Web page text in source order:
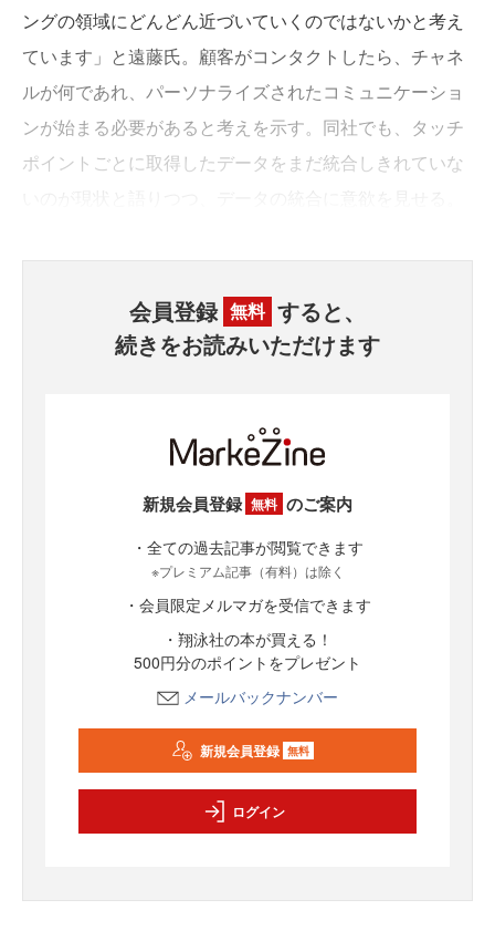
ングの領域にどんどん近づいていくのではないかと考え
ています」と遠藤氏。顧客がコンタクトしたら、チャネ
ルが何であれ、パーソナライズされたコミュニケーショ
ンが始まる必要があると考えを示す。同社でも、タッチ
ポイントごとに取得したデータをまだ統合しきれていな
会員登録 無料 すると、
続きをお読みいただけます
新規会員登録 無料 のご案内
・全ての過去記事が閲覧できます
※プレミアム記事（有料）は除く
・会員限定メルマガを受信できます
・翔泳社の本が買える！
500円分のポイントをプレゼント
メールバックナンバー
新規会員登録 無料
ログイン